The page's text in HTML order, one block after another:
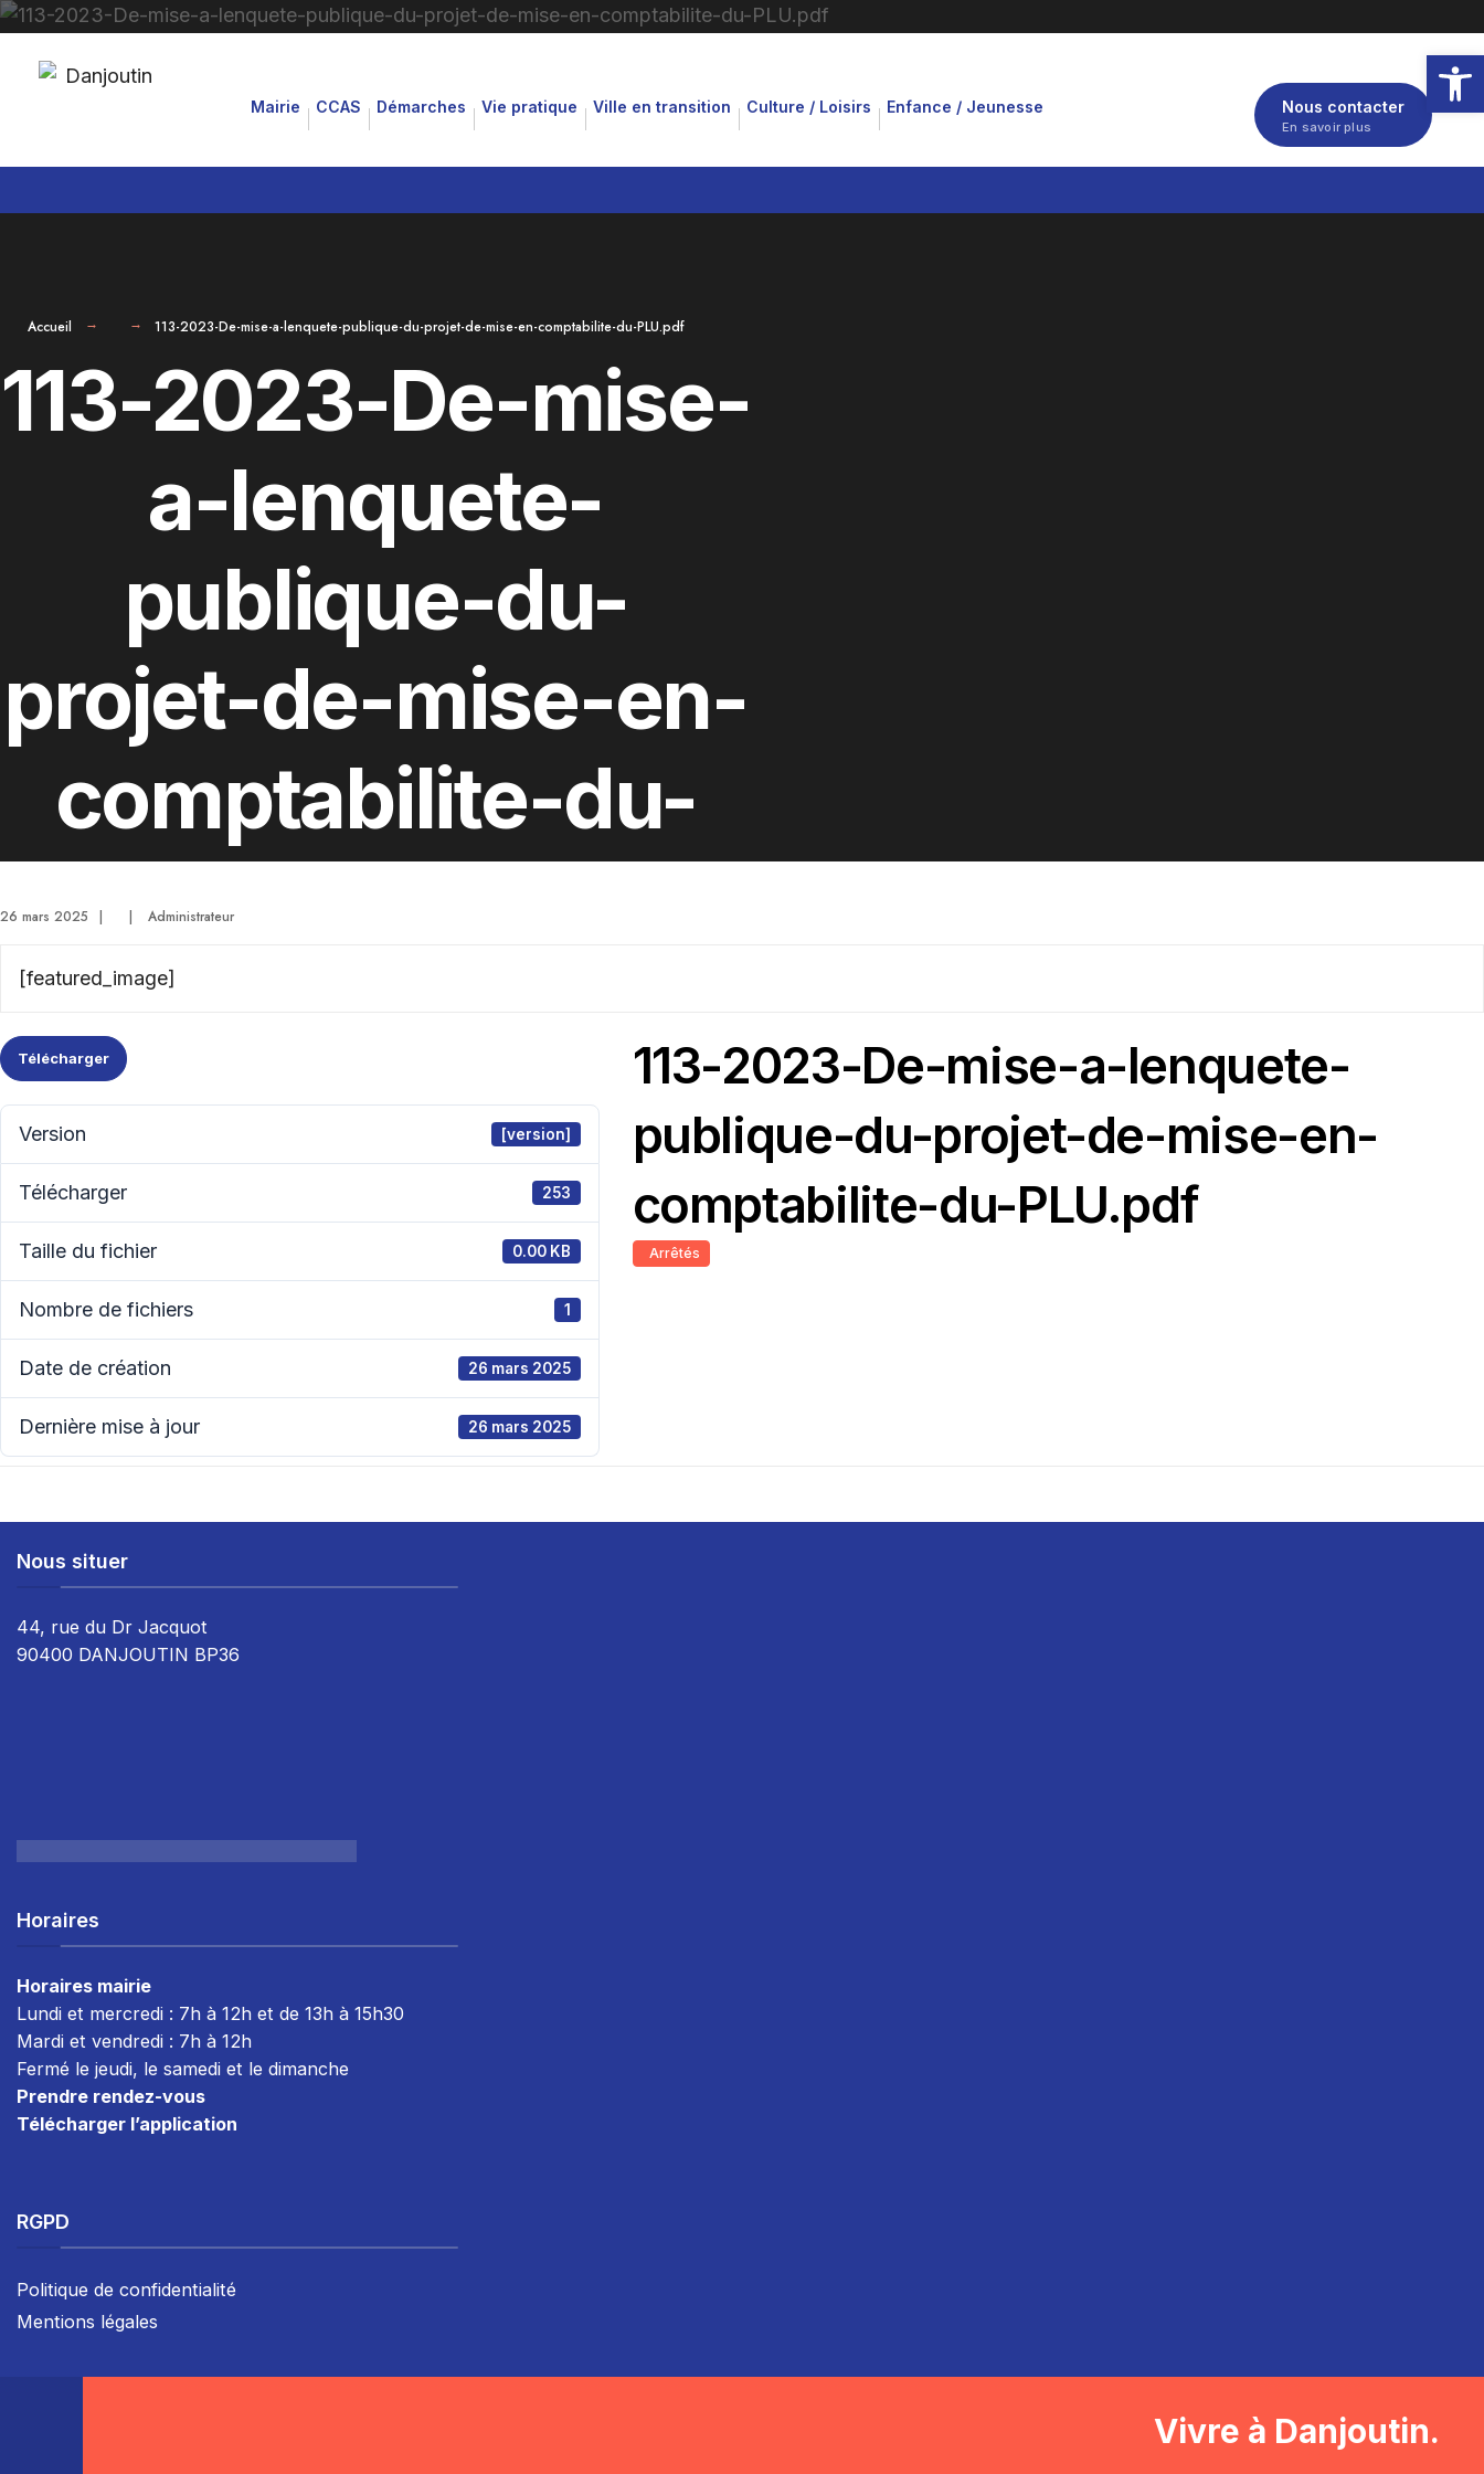
Mairie CCAS Démarches Vie pratique Ville en transition Culture / Loisirs Enfance / Jeunesse Nous contacter
En savoir plus
Accueil 113-2023-De-mise-a-lenquete-publique-du-projet-de-mise-en-comptabilite-du-PLU.pdf
113-2023-De-mise-
a-lenquete-
publique-du-
projet-de-mise-en-
comptabilite-du-
PLU.pdf
26 mars 2025 | | Administrateur
[featured_image]
Télécharger
Version [version]
Télécharger 253
Taille du fichier 0.00 KB
Nombre de fichiers 1
Date de création 26 mars 2025
Dernière mise à jour 26 mars 2025
113-2023-De-mise-a-lenquete-
publique-du-projet-de-mise-en-
comptabilite-du-PLU.pdf
Arrêtés
Nous situer
44, rue du Dr Jacquot
90400 DANJOUTIN BP36
Horaires
Horaires mairie
Lundi et mercredi : 7h à 12h et de 13h à 15h30
Mardi et vendredi : 7h à 12h
Fermé le jeudi, le samedi et le dimanche
Prendre rendez-vous
Télécharger l’application
RGPD
Politique de confidentialité
Mentions légales
Vivre à Danjoutin.
Ouvrir